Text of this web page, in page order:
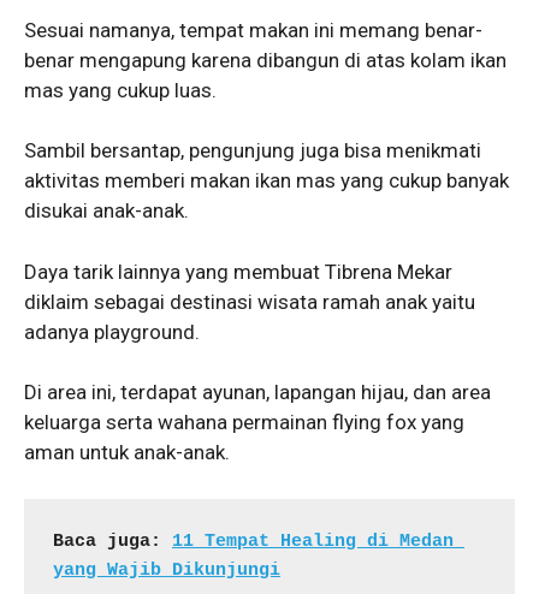
Sesuai namanya, tempat makan ini memang benar-
benar mengapung karena dibangun di atas kolam ikan
mas yang cukup luas.
Sambil bersantap, pengunjung juga bisa menikmati
aktivitas memberi makan ikan mas yang cukup banyak
disukai anak-anak.
Daya tarik lainnya yang membuat Tibrena Mekar
diklaim sebagai destinasi wisata ramah anak yaitu
adanya playground.
Di area ini, terdapat ayunan, lapangan hijau, dan area
keluarga serta wahana permainan flying fox yang
aman untuk anak-anak.
Baca juga: 11 Tempat Healing di Medan
yang Wajib Dikunjungi